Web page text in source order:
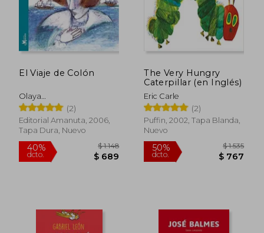
45%
dcto.
$ 1.843
$ 1.014
15%
dcto.
El Viaje de Colón
Olaya
Sanfuentes,Alejandra Vega
(2)
Editorial Amanuta, 2006,
Tapa Dura, Nuevo
The Very Hungry
Caterpillar (en Inglés)
Eric Carle
(2)
Puffin, 2002, Tapa Blanda,
Nuevo